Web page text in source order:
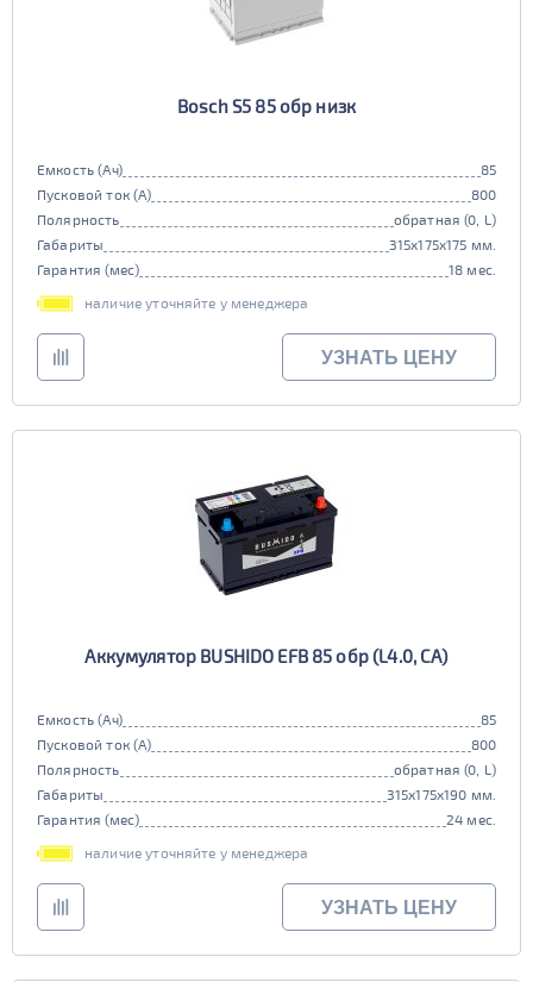
Bosch S5 85 обр низк
Емкость (Ач)
85
Пусковой ток (А)
800
Полярность
обратная (0, L)
Габариты
315x175x175 мм.
Гарантия (мес)
18 мес.
наличие уточняйте у менеджера
УЗНАТЬ ЦЕНУ
Аккумулятор BUSHIDO EFB 85 обр (L4.0, CA)
Емкость (Ач)
85
Пусковой ток (А)
800
Полярность
обратная (0, L)
Габариты
315x175x190 мм.
Гарантия (мес)
24 мес.
наличие уточняйте у менеджера
УЗНАТЬ ЦЕНУ